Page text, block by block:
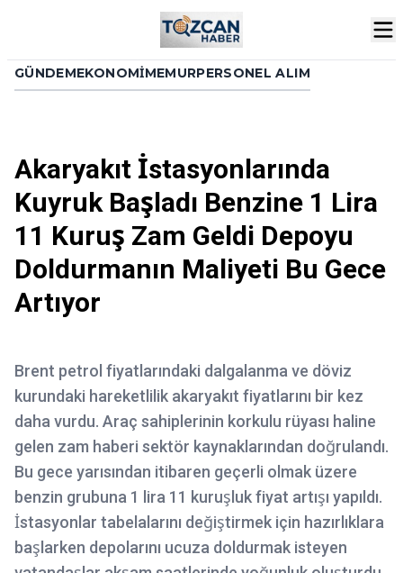
GÜNDEMEKONOMIMEMURPERSONEL ALIM
Akaryakıt İstasyonlarında
Kuyruk Başladı Benzine 1 Lira
11 Kuruş Zam Geldi Depoyu
Doldurmanın Maliyeti Bu Gece
Artıyor
Brent petrol fiyatlarındaki dalgalanma ve döviz
kurundaki hareketlilik akaryakıt fiyatlarını bir kez
daha vurdu. Araç sahiplerinin korkulu rüyası haline
gelen zam haberi sektör kaynaklarından doğrulandı.
Bu gece yarısından itibaren geçerli olmak üzere
benzin grubuna 1 lira 11 kuruşluk fiyat artışı yapıldı.
İstasyonlar tabelalarını değiştirmek için hazırlıklara
başlarken depolarını ucuza doldurmak isteyen